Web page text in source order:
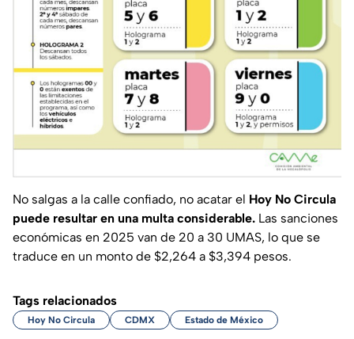
No salgas a la calle confiado, no acatar el Hoy No Circula
puede resultar en una multa considerable. Las sanciones
económicas en 2025 van de 20 a 30 UMAS, lo que se
traduce en un monto de $2,264 a $3,394 pesos.
Tags relacionados
Hoy No Circula CDMX Estado de México